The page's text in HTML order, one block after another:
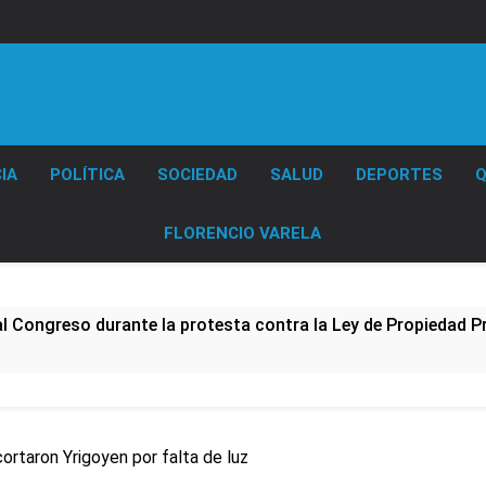
POLÍTICA SOCIEDAD SALUD DEPORTES
FLORENCIO VARELA
Congreso durante la protesta contra la Ley de Propiedad
Florencio Varela
Yrigoyen por falta de luz